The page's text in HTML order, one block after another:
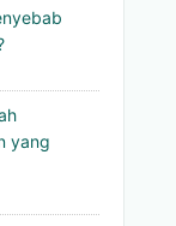
yang